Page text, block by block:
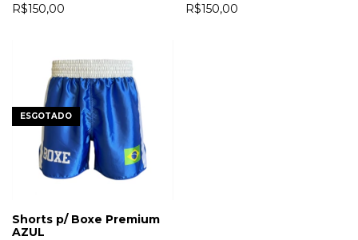
R$150,00
R$150,00
ESGOTADO
Shorts p/ Boxe Premium
AZUL